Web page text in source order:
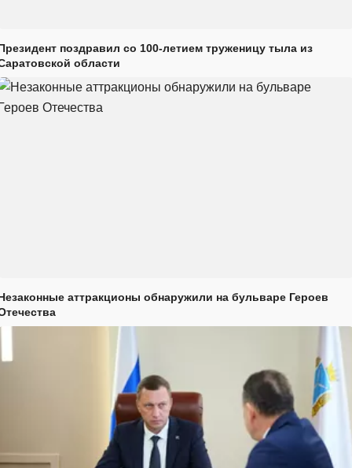
поздравил со 100-летием труженицу тыла из
области
аттракционы обнаружили на бульваре Героев